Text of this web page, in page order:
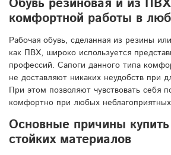
Обувь резиновая и из
комфортной работы в
Рабочая обувь, сделанная из резины
как ПВХ, широко используется
профессий. Сапоги данного типа
не доставляют никаких неудобств при
При этом позволяют чувствовать себя
комфортно при любых
Основные причины
стойких материалов